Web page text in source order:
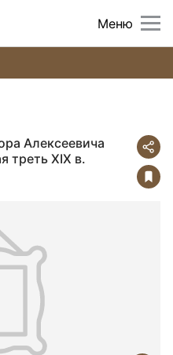
Меню
Алексеевича
треть XIX в.